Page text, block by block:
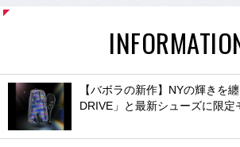
【バボラの新作】NYの輝きを
DRIVE」と最新シューズに限定